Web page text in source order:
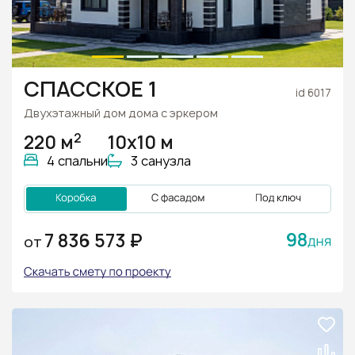
СПАССКОЕ 1 id 6017
Двухэтажный дом дома с эркером
220 м2
4 спальни
10х10 м
3 санузла
ОТ 7 836 573 ₽ 98